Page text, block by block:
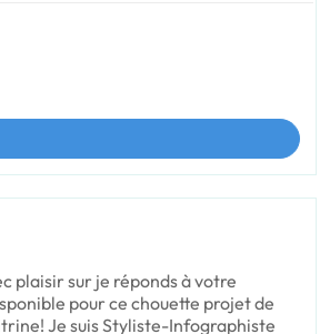
plaisir sur je réponds à votre
pour ce chouette projet de
Je suis Styliste-Infographiste